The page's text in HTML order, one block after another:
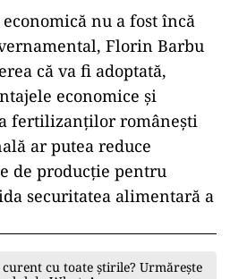
cazul în care Romgaz va
ar putea
de sprijin pentru
fertilizanți românești.
achiziționa
de Romgaz la
un mecanism
a declarat Barbu.